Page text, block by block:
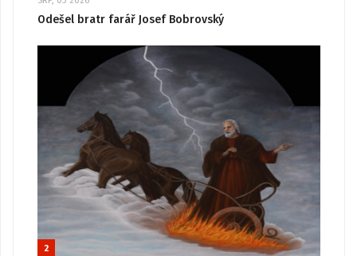
Odešel bratr farář Josef Bobrovský
2